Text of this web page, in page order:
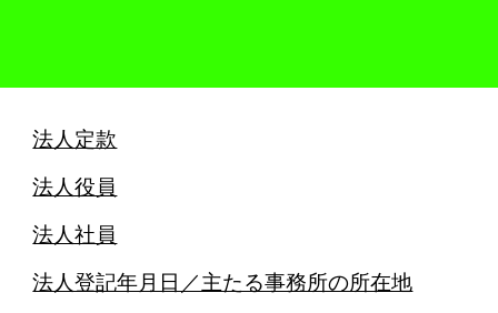
法人定款
法人役員
法人社員
法人登記年月日／主たる事務所の所在地